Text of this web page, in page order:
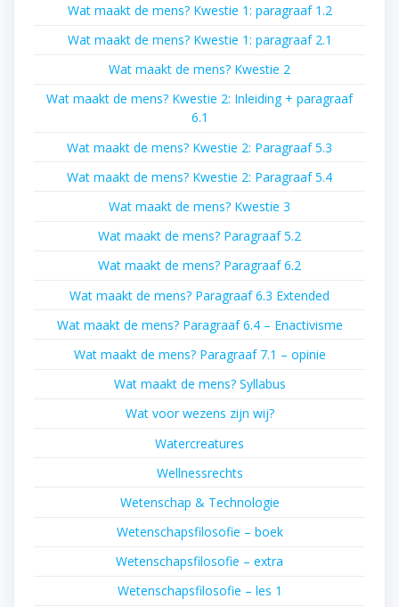
Wat maakt de mens? Kwestie 1: paragraaf 1.2
Wat maakt de mens? Kwestie 1: paragraaf 2.1
Wat maakt de mens? Kwestie 2
Wat maakt de mens? Kwestie 2: Inleiding + paragraaf
6.1
Wat maakt de mens? Kwestie 2: Paragraaf 5.3
Wat maakt de mens? Kwestie 2: Paragraaf 5.4
Wat maakt de mens? Kwestie 3
Wat maakt de mens? Paragraaf 5.2
Wat maakt de mens? Paragraaf 6.2
Wat maakt de mens? Paragraaf 6.3 Extended
Wat maakt de mens? Paragraaf 6.4 – Enactivisme
Wat maakt de mens? Paragraaf 7.1 – opinie
Wat maakt de mens? Syllabus
Wat voor wezens zijn wij?
Watercreatures
Wellnessrechts
Wetenschap & Technologie
Wetenschapsfilosofie – boek
Wetenschapsfilosofie – extra
Wetenschapsfilosofie – les 1